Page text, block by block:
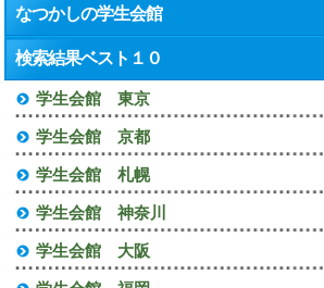
なつかしの学生会館
検索結果ベスト１０
学生会館 東京
学生会館 京都
学生会館 札幌
学生会館 神奈川
学生会館 大阪